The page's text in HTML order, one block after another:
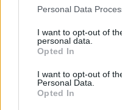
Please note that this
not limited to your visit or
grant or deny consent to
use your data for below
consent section.
Personal Data
I want to opt-out of
personal data.
Opted In
I want to opt-out of
Personal Data.
Opted In
AZ ÜVEGCIPŐ
vígjáték három
Für Anikó
Hámori Gabriella